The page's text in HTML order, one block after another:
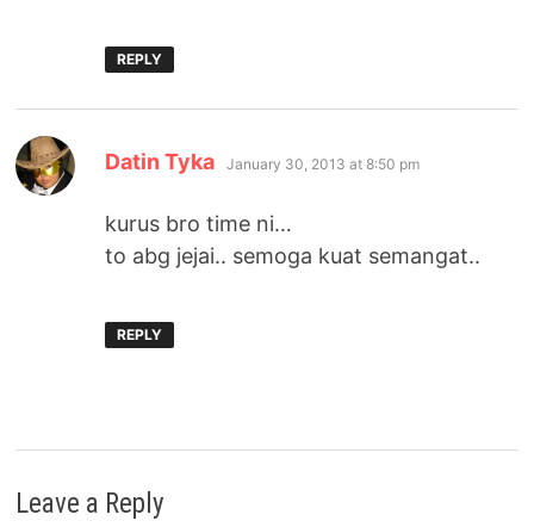
REPLY
Datin Tyka says:
January 30, 2013 at 8:50 pm
kurus bro time ni…
to abg jejai.. semoga kuat semangat..
REPLY
Leave a Reply